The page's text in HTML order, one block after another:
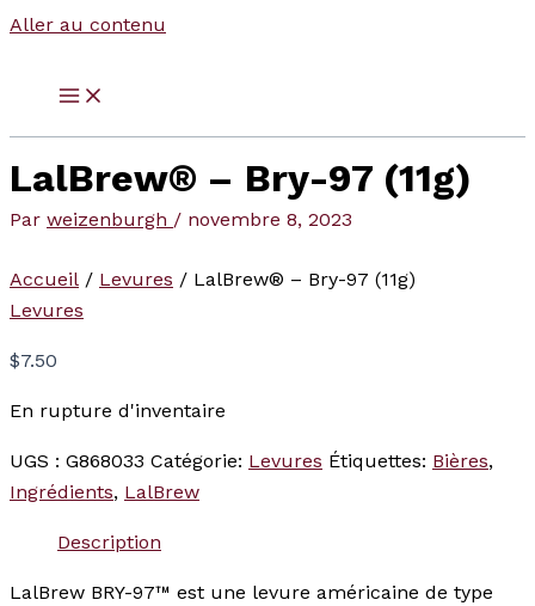
Aller au contenu
LalBrew® – Bry-97 (11g)
Par weizenburgh / novembre 8, 2023
Accueil / Levures / LalBrew® – Bry-97 (11g)
Levures
$7.50
En rupture d'inventaire
UGS : G868033 Catégorie: Levures Étiquettes: Bières,
Ingrédients, LalBrew
Description
LalBrew BRY-97™ est une levure américaine de type